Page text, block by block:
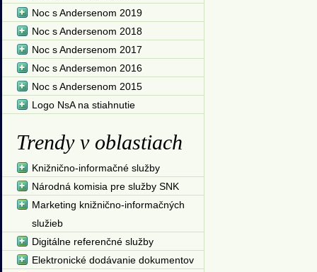
Noc s Andersenom 2019
Noc s Andersenom 2018
Noc s Andersenom 2017
Noc s Andersemon 2016
Noc s Andersenom 2015
Logo NsA na stiahnutie
Trendy v oblastiach
Knižnično-informačné služby
Národná komisia pre služby SNK
Marketing knižnično-informačných
služieb
Digitálne referenčné služby
Elektronické dodávanie dokumentov